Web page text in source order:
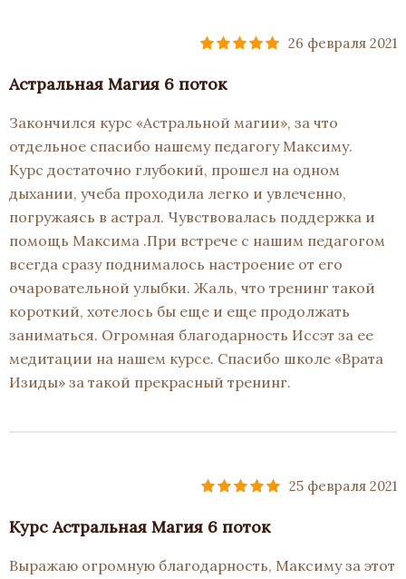
26 февраля 2021
Астральная Магия 6 поток
Закончился курс «Астральной магии», за что
отдельное спасибо нашему педагогу Максиму.
Курс достаточно глубокий, прошел на одном
дыхании, учеба проходила легко и увлеченно,
погружаясь в астрал. Чувствовалась поддержка и
помощь Максима .При встрече с нашим педагогом
всегда сразу поднималось настроение от его
очаровательной улыбки. Жаль, что тренинг такой
короткий, хотелось бы еще и еще продолжать
заниматься. Огромная благодарность Иссэт за ее
медитации на нашем курсе. Спасибо школе «Врата
Изиды» за такой прекрасный тренинг.
25 февраля 2021
Курс Астральная Магия 6 поток
Выражаю огромную благодарность, Максиму за этот